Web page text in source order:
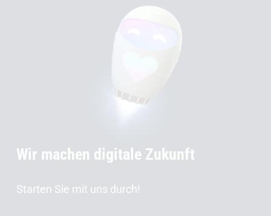
Wir machen digitale Zukunft
Starten Sie mit uns durch!